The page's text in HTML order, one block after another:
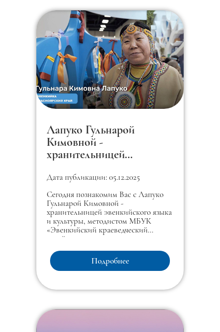
Лапуко Гульнарой
Кимовной -
хранительницей
культуры, методистом
МБУК «Эвенкийский
краеведческий музей»
Дата публикации: 05.12.2025
Сегодня познакомим Вас с Лапуко
Гульнарой Кимовной -
хранительницей эвенкийского языка
и культуры, методистом МБУК
«Эвенкийский краеведческий
музей».
Подробнее